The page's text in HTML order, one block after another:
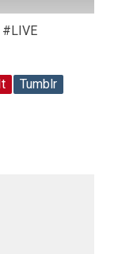
#LIVE
Tumblr